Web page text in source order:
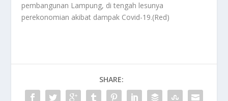
pembangunan Lampung, di tengah lesunya
perekonomian akibat dampak Covid-19.(Red)
SHARE: